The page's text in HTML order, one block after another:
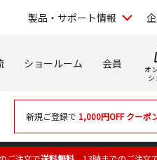
製品・サポート情報
ショールーム 会員
オ
シ
新規ご登録で 1,000円OFFクーポ